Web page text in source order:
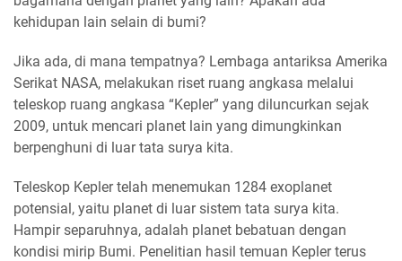
kehidupan lain selain di bumi?
Jika ada, di mana tempatnya? Lembaga antariksa Amerika
Serikat NASA, melakukan riset ruang angkasa melalui
teleskop ruang angkasa “Kepler” yang diluncurkan sejak
2009, untuk mencari planet lain yang dimungkinkan
berpenghuni di luar tata surya kita.
Teleskop Kepler telah menemukan 1284 exoplanet
potensial, yaitu planet di luar sistem tata surya kita.
Hampir separuhnya, adalah planet bebatuan dengan
kondisi mirip Bumi. Penelitian hasil temuan Kepler terus